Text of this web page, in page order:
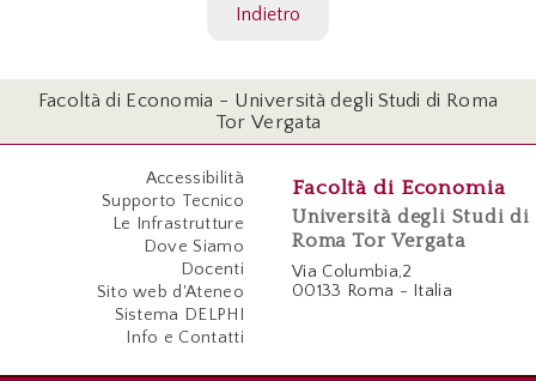
Indietro
Facoltà di Economia - Università degli Studi di Roma
Tor Vergata
Accessibilità
Supporto Tecnico
Le Infrastrutture
Dove Siamo
Docenti
Sito web d'Ateneo
Sistema DELPHI
Info e Contatti
Facoltà di Economia
Università degli Studi di
Roma Tor Vergata
Via Columbia,2
00133 Roma - Italia